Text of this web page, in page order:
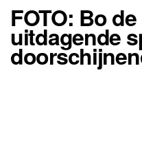
FOTO: Bo
uitdagende